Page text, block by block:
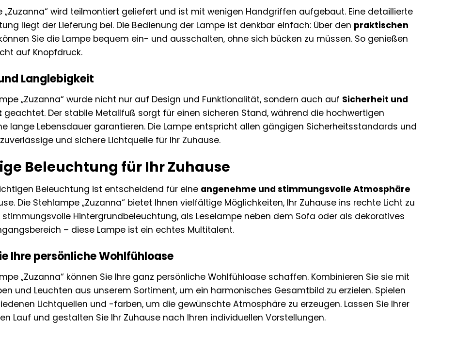
„Zuzanna“ wird teilmontiert geliefert und ist mit wenigen Handgriffen aufgebaut. Eine detaillierte
liegt der Lieferung bei. Die Bedienung der Lampe ist denkbar einfach: Über den praktischen
Sie die Lampe bequem ein- und ausschalten, ohne sich bücken zu müssen. So genießen
auf Knopfdruck.
Langlebigkeit
„Zuzanna“ wurde nicht nur auf Design und Funktionalität, sondern auch auf Sicherheit und
geachtet. Der stabile Metallfuß sorgt für einen sicheren Stand, während die hochwertigen
lange Lebensdauer garantieren. Die Lampe entspricht allen gängigen Sicherheitsstandards und
und sichere Lichtquelle für Ihr Zuhause.
Beleuchtung für Ihr Zuhause
Beleuchtung ist entscheidend für eine angenehme und stimmungsvolle Atmosphäre
Die Stehlampe „Zuzanna“ bietet Ihnen vielfältige Möglichkeiten, Ihr Zuhause ins rechte Licht zu
stimmungsvolle Hintergrundbeleuchtung, als Leselampe neben dem Sofa oder als dekoratives
– diese Lampe ist ein echtes Multitalent.
Ihre persönliche Wohlfühloase
„Zuzanna“ können Sie Ihre ganz persönliche Wohlfühloase schaffen. Kombinieren Sie sie mit
und Leuchten aus unserem Sortiment, um ein harmonisches Gesamtbild zu erzielen. Spielen
Lichtquellen und -farben, um die gewünschte Atmosphäre zu erzeugen. Lassen Sie Ihrer
Lauf und gestalten Sie Ihr Zuhause nach Ihren individuellen Vorstellungen.